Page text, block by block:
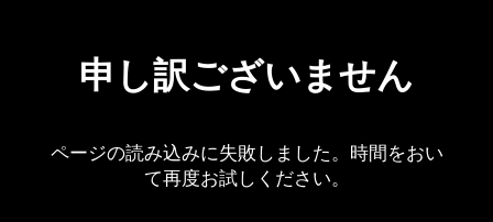
申し訳ございません
ページの読み込みに失敗しました。時間をおい
て再度お試しください。